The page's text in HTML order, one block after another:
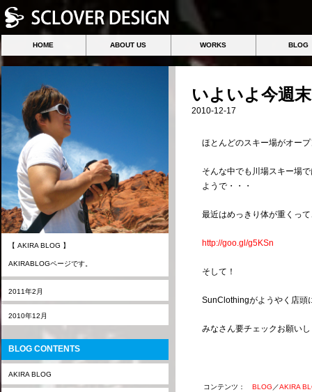
いよいよ今週
2010-12-17
ほとんどのスキー場がオー
そんな中でも川場スキー場
ようで・・・
最近はめっきり体が重くっ
http://goo.gl/g5KSn
そして！
SunClothingがようやく店頭
みなさん要チェックお願い
コンテンツ： BLOG ／AKIRA
【 AKIRA BLOG 】
AKIRABLOGページです。
2011年2月
2010年12月
BLOG CONTENTS
AKIRA BLOG
HOME ABOUT US WORKS BLOG